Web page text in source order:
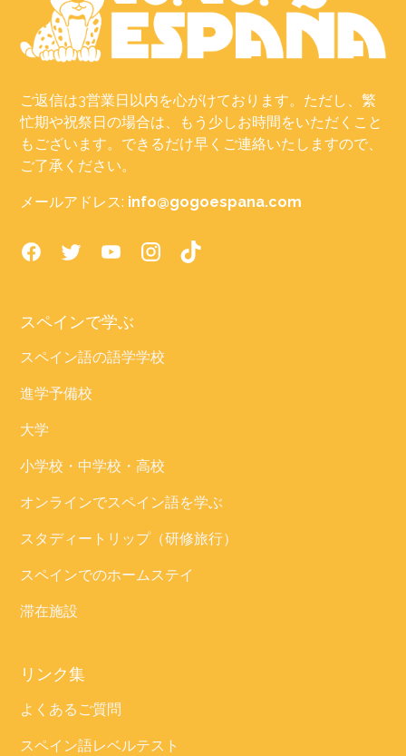
ご返信は3営業日以内を心がけております。ただし、繁
忙期や祝祭日の場合は、もう少しお時間をいただくこと
もございます。できるだけ早くご連絡いたしますので、
ご了承ください。
メールアドレス: info@gogoespana.com
スペインで学ぶ
スペイン語の語学学校
進学予備校
大学
小学校・中学校・高校
オンラインでスペイン語を学ぶ
スタディートリップ（研修旅行）
スペインでのホームステイ
滞在施設
リンク集
よくあるご質問
スペイン語レベルテスト